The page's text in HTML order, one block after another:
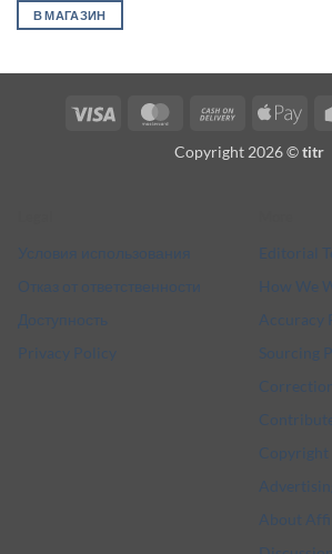
В МАГАЗИН
Visa MasterCardCash
Delivery
Copyright 2026 ©titr
Условия использования
Отказ от ответственности
Доступность
Privacy Policy
Editorial
How We
Accuracy
Sourcing
Contribute
Copyright
About